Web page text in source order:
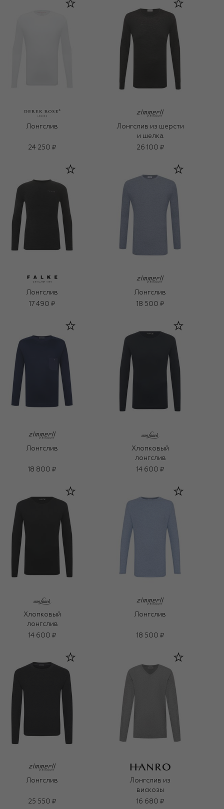
Лонгслив
24 250 ₽
Лонгслив из шерсти
и шелка
26 100 ₽
Лонгслив
17 490 ₽
Лонгслив
18 500 ₽
Лонгслив
18 800 ₽
Хлопковый
лонгслив
14 600 ₽
Хлопковый
лонгслив
14 600 ₽
Лонгслив
18 500 ₽
Лонгслив
25 550 ₽
Лонгслив из
вискозы
16 680 ₽